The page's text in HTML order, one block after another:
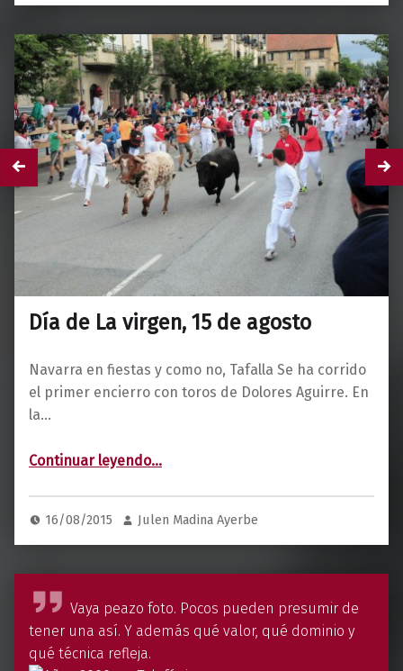
Día de La virgen, 15 de agosto
Navarra en fiestas y como no, Tafalla Se ha corrido
el primer encierro con toros de Dolores Aguirre. En
la…
Continuar leyendo
16/08/2015 Julen Madina Ayerbe
G
u
i
l
Vaya peazo foto. Pocos pueden presumir de
tener una así. Y además qué valor, qué dominio y
qué técnica refleja.